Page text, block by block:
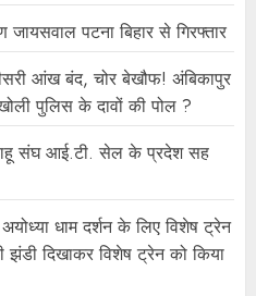
पटना बिहार से गिरफ्तार
आंख बंद, चोर बेखौफ! अंबिकापुर
पुलिस के दावों की पोल ?
संघ आई.टी. सेल के प्रदेश सह
धाम दर्शन के लिए विशेष ट्रेन
झंडी दिखाकर विशेष ट्रेन को किया